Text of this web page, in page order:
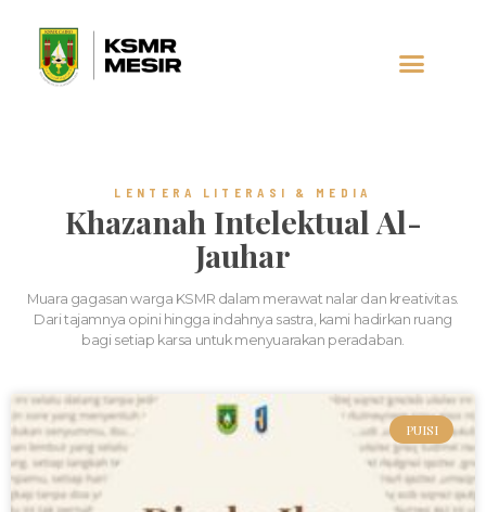
LENTERA LITERASI & MEDIA
Khazanah Intelektual Al-
Jauhar
Muara gagasan warga KSMR dalam merawat nalar dan kreativitas.
Dari tajamnya opini hingga indahnya sastra, kami hadirkan ruang
bagi setiap karsa untuk menyuarakan peradaban.
PUISI